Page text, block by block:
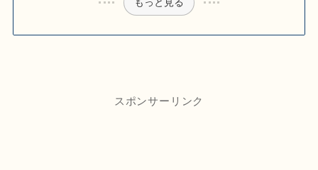
スポンサーリンク